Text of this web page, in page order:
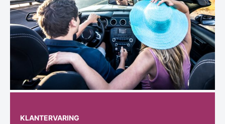
KLANTERVARING